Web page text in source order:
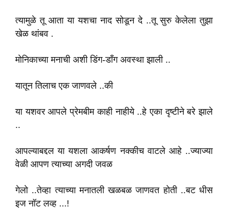
त्यामुळे तू आता या यशचा नाद सोडून दे ..तू सुरु केलेला तुझा
खेळ थांबव .
मोनिकाच्या मनाची अशी डिंग-डॉंग अवस्था झाली ..
यातून तिलाच एक जाणवले ..की
या यशवर आपले प्रेमबीम काही नाहीये ..हे एका दृष्टीने बरे झाले
..
आपल्याबद्दल या यशला आकर्षण नक्कीच वाटले आहे ..ज्याज्या
वेळी आपण त्याच्या अगदी जवळ
गेलो ..तेव्हा त्याच्या मनातली खळबळ जाणवत होती ..बट धीस
इज नॉट लव्ह ...!